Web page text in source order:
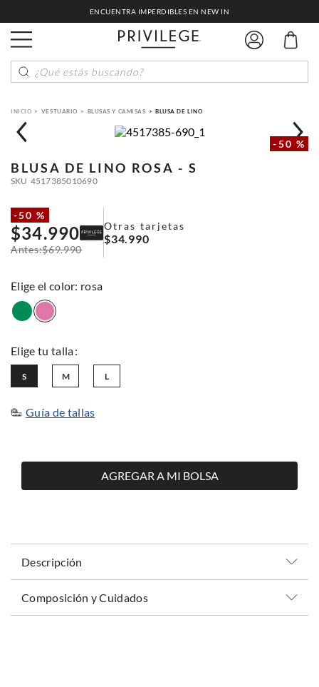
ENCUENTRA IMPERDIBLES EN NEW IN
¿Qué estás buscando?
VESTUARIO BLUSAS Y CAMISAS BLUSA DE LINO
-50 %
BLUSA DE LINO ROSA - S
SKU 4517385010690
-50 %
$34.990
$69.990
Otras tarjetas
$34.990
: rosa
L
M
S
Guía de tallas
AGREGAR A MI BOLSA
Descripción
Composición y Cuidados